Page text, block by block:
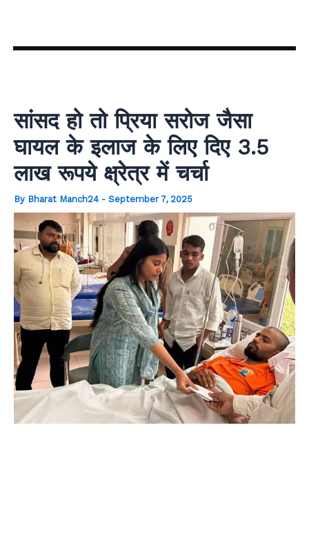
content
सांसद हो तो प्रिया सरोज जैसा
घायल के इलाज के लिए दिए 3.5
लाख रूपये क्ष्रेत्र में चर्चा
By Bharat Manch24 - September 7, 2025